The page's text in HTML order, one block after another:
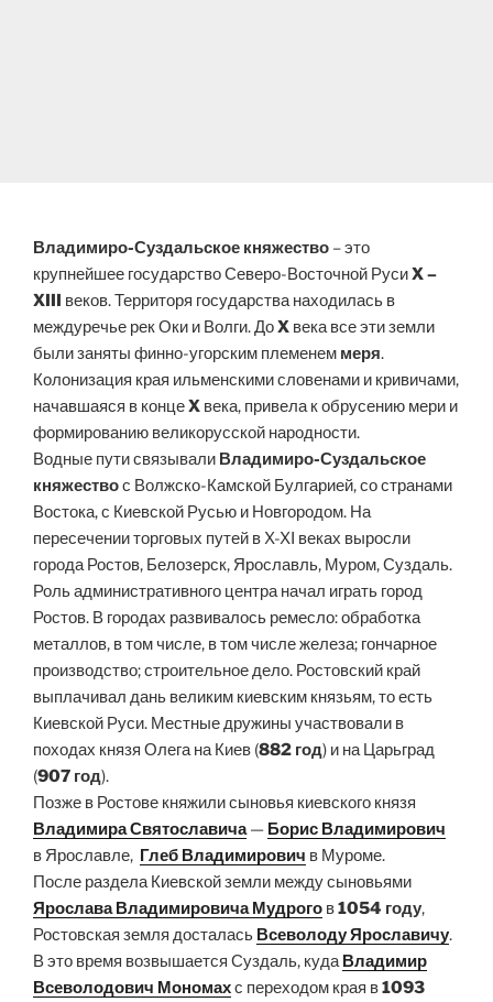
Владимиро-Суздальское княжество – это
крупнейшее государство Северо-Восточной РусиX –
XIII веков. Территоря государства находилась в
междуречье рек Оки и Волги. ДоX века все эти земли
были заняты финно-угорским племенем меря.
Колонизация края ильменскими словенами и кривичами,
начавшаяся в концеX века, привела к обрусению мери и
формированию великорусской народности.
Водные пути связывали Владимиро-Суздальское
княжествос Волжско-Камской Булгарией, со странами
Востока, с Киевской Русью и Новгородом. На
пересечении торговых путей в X-XI веках выросли
города Ростов, Белозерск, Ярославль, Муром, Суздаль.
Роль административного центра начал играть город
Ростов. В городах развивалось ремесло: обработка
металлов, в том числе, в том числе железа; гончарное
производство; строительное дело. Ростовский край
выплачивал дань великим киевским князьям, то есть
Киевской Руси. Местные дружины участвовали в
походах князя Олега на Киев (882 год) и на Царьград
(907 год).
Позже в Ростове княжили сыновья киевского князя
Владимира Святославича— Борис Владимирович
в Ярославле, Глеб Владимирович в Муроме.
Поcле раздела Киевской земли между сыновьями
Ярослава Владимировича Мудрого в1054 году,
Ростовская земля досталась Всеволоду Ярославичу.
В это время возвышается Суздаль, кудаВладимир
Всеволодович Мономахс переходом края в1093